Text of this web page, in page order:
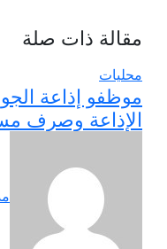
مقالة ذات صلة
محليات
موظفو إذاعة
الإذاعة وصرف